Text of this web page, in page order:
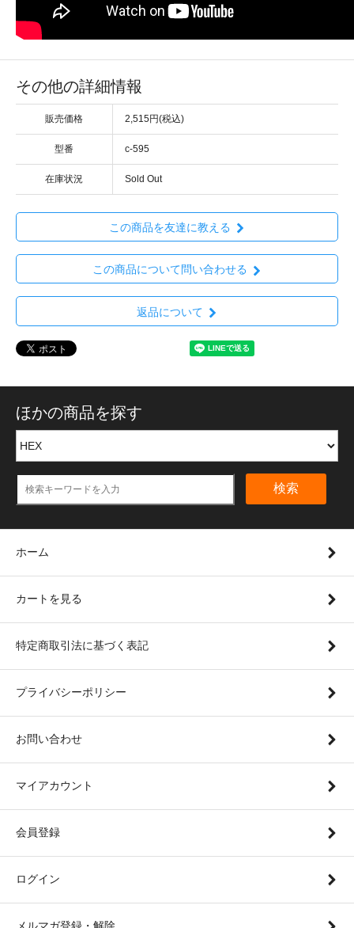
その他の詳細情報
販売価格 2,515円(税込)
型番 c-595
在庫状況 Sold Out
この商品を友達に教える
この商品について問い合わせる
返品について
ほかの商品を探す
検索
ホーム
カートを見る
特定商取引法に基づく表記
プライバシーポリシー
お問い合わせ
マイアカウント
会員登録
ログイン
メルマガ登録・解除